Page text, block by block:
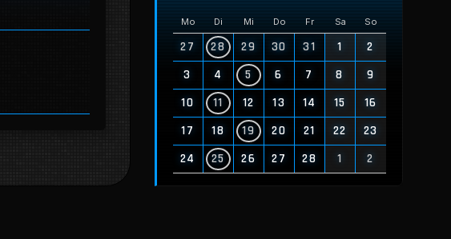
Mo Di Mi Do Fr Sa So
27 28 29 30 31 1
2
3
4 5 6 7 8
9
10
11 12 13 14 15
16
17
18 19 20 21 22
23
24
25 26 27 28 1 2